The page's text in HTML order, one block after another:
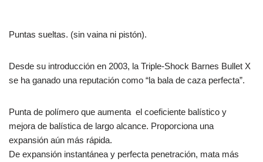
Puntas sueltas. (sin vaina ni pistón).
Desde su introducción en 2003, la Triple-Shock Barnes Bullet X
se ha ganado una reputación como “la bala de caza perfecta”.
Punta de polímero que aumenta el coeficiente balístico y
mejora de balística de largo alcance. Proporciona una
expansión aún más rápida.
De expansión instantánea y perfecta penetración, mata más